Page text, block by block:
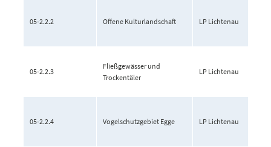
05-2.2.2 Offene Kulturlandschaft LP Lichtenau
05-2.2.3
Fließgewässer und
Trockentäler
LP Lichtenau
05-2.2.4 Vogelschutzgebiet Egge LP Lichtenau